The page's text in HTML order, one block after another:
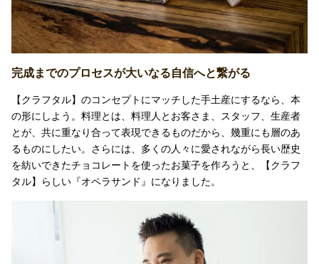
完成までのプロセスが大いなる自信へと繋がる
【クラフタル】のコンセプトにマッチした手土産にするなら、本
の形にしよう。料理とは、料理人とお客さま、スタッフ、生産者
とが、共に重なり合って表現できるものだから、幾重にも層のあ
るものにしたい。さらには、多くの人々に愛されながら長い歴史
を紡いできたチョコレートを使ったお菓子を作ろうと、【クラフ
タル】らしい『オペラサンド』になりました。